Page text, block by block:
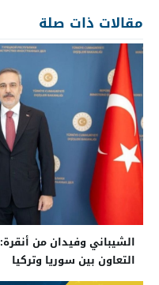
مقالات ذات صلة
الشيباني وفيدان من أنقرة:
التعاون بين سوريا وتركيا